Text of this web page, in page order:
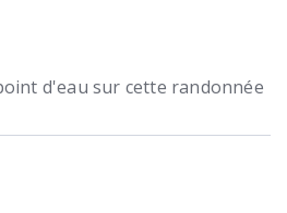
d'eau sur cette randonnée